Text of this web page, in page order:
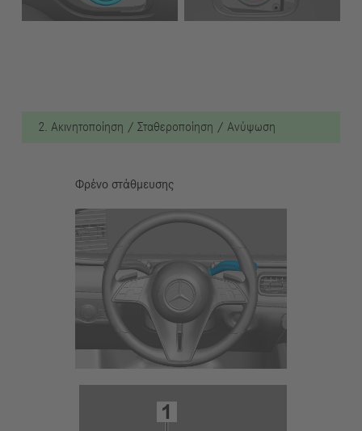
2. Ακινητοποίηση / Σταθεροποίηση / Ανύψωση
Φρένο στάθμευσης